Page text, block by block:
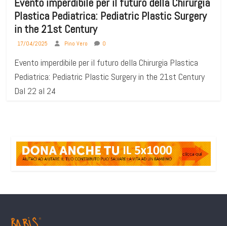
Plastica Pediatrica: Pediatric Plastic Surgery
in the 21st Century
17/04/2025 Pino Vero 0
Evento imperdibile per il futuro della Chirurgia Plastica
Pediatrica: Pediatric Plastic Surgery in the 21st Century
Dal 22 al 24